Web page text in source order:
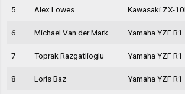
5 Alex Lowes Kawasaki ZX-
6 Michael Van der Mark Yamaha YZF R1
7 Toprak Razgatlioglu Yamaha YZF R1
8 Loris Baz Yamaha YZF R1